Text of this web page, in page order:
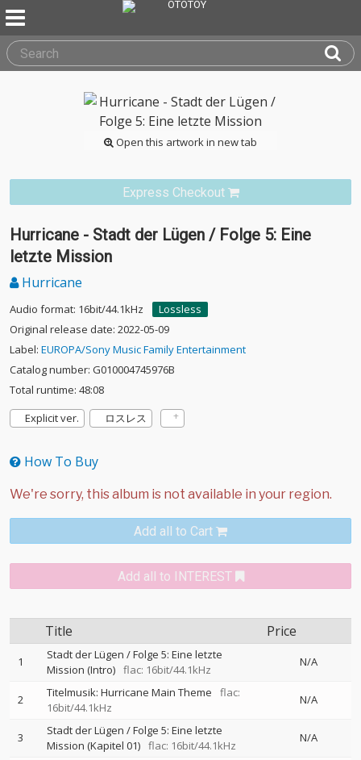
Open this artwork in new tab
Express Checkout
Hurricane - Stadt der Lügen / Folge 5: Eine
letzte Mission
Hurricane
Audio format: 16bit/44.1kHz
Lossless
Original release date: 2022-05-09
Label: EUROPA/Sony Music Family Entertainment
Catalog number: G010004745976B
Total runtime: 48:08
Explicit ver.
ロスレス
How To Buy
Add all to Cart
Add all to INTEREST
Title Price
1
Stadt der Lügen / Folge 5: Eine letzte
Mission (Intro) flac: 16bit/44.1kHz
N/A
2 Titelmusik: Hurricane Main Theme
flac:
16bit/44.1kHz
N/A
3
Stadt der Lügen / Folge 5: Eine letzte
Mission (Kapitel 01) flac: 16bit/44.1kHz
N/A